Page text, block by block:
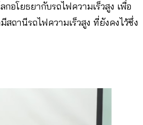
อโยธยากับรถไฟความเร็วสูง เพื่อ
ถานีรถไฟความเร็วสูง ที่ยังคงไว้ซึ่ง